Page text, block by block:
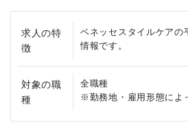
求人の特
徴
ベネッセスタイルケアの
情報です。
対象の職
種
全職種
※勤務地・雇用形態によ